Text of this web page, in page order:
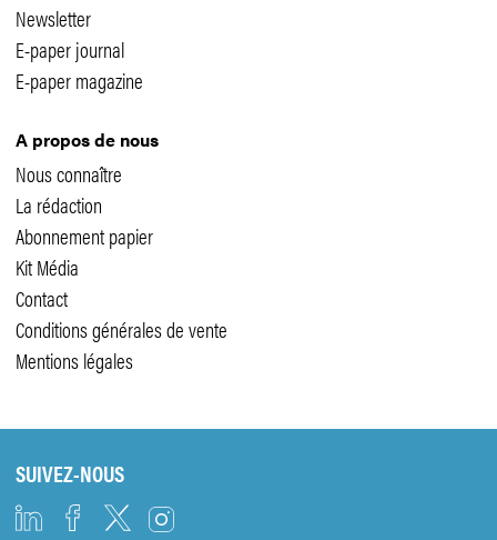
Newsletter
E-paper journal
E-paper magazine
A propos de nous
Nous connaître
La rédaction
Abonnement papier
Kit Média
Contact
Conditions générales de vente
Mentions légales
SUIVEZ-NOUS